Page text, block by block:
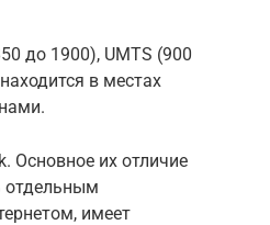
до 1900), UMTS (900
в местах
Основное их отличие
отдельным
имеет